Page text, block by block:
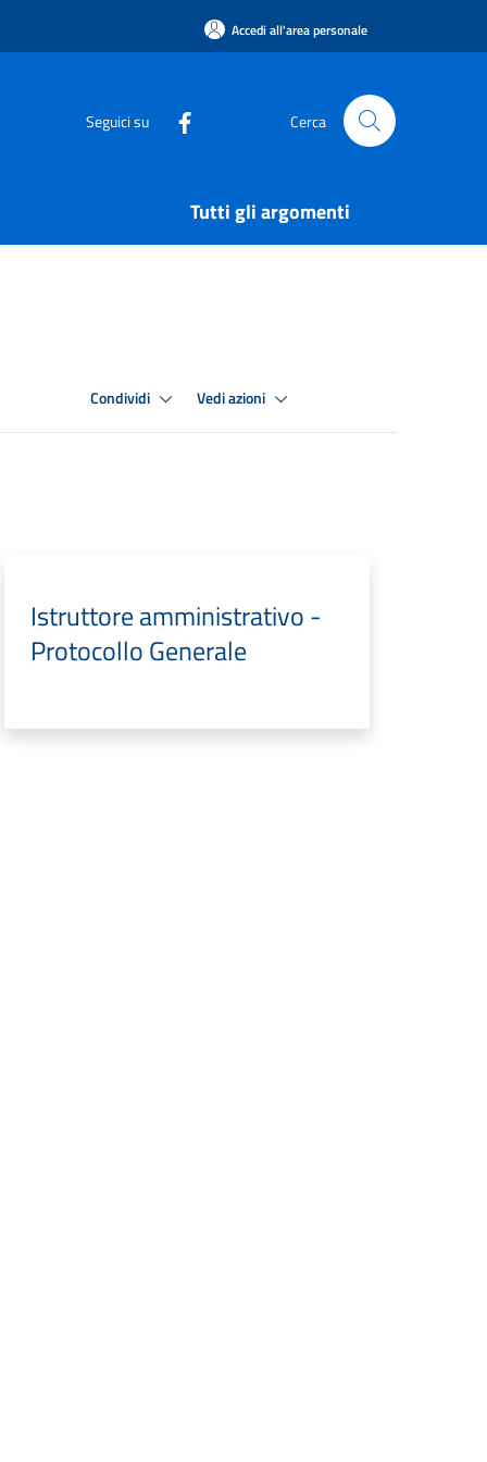
Accedi all'area personale
Seguici su Cerca
Tutti gli argomenti
Condividi Vedi azioni
Istruttore amministrativo -
Protocollo Generale